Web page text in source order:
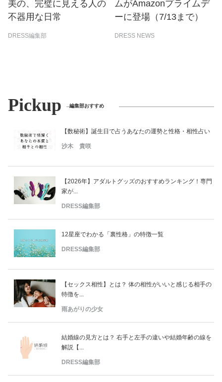
美の、完璧に見える人の
不器用な日常
DRESS編集部
ムがAmazonプライムデ
ーに登場（7/13まで）
DRESS NEWS
Pickup 編集部おすすめ
【数秘術】誕生日で占うあなたの運勢と性格・相性占い
沙木 貴咲
【2026年】アダルトグッズのおすすめランキング！専門
家が...
DRESS編集部
12星座でわかる「裏性格」の特徴一覧
DRESS編集部
【セックス相性】とは？ 体の相性がいいと感じる相手の
特徴を...
雨あがりの少女
結婚線の見方とは？ 右手と左手の違いや結婚年齢の線を
解説【...
DRESS編集部